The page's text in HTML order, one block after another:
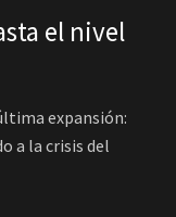
el nivel
expansión:
a la crisis del